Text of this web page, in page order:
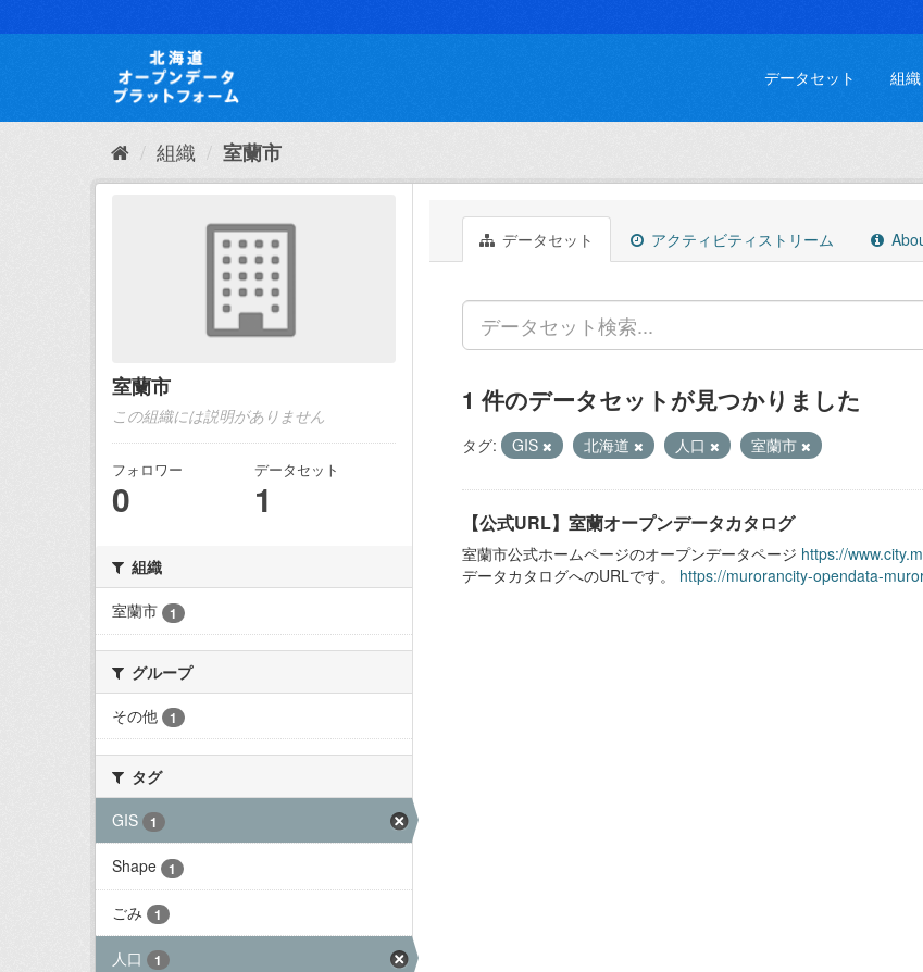
キ
て
データセット 組織
組織 室蘭市
室蘭市
この組織には説明がありません
フォロワー
0
データセット
1
組織
室蘭市
1
グループ
その他
1
タグ
GIS
1
Shape 1
ごみ 1
人口 1
データセット アクティビティストリーム
1 件のデータセットが見つかりました
タグ: GIS 北海道 人口 室蘭市
【公式URL】室蘭オープンデータカタログ
室蘭市公式ホームページのオープンデータページ https://
データカタログへのURLです。 https://murorancity-opendata-